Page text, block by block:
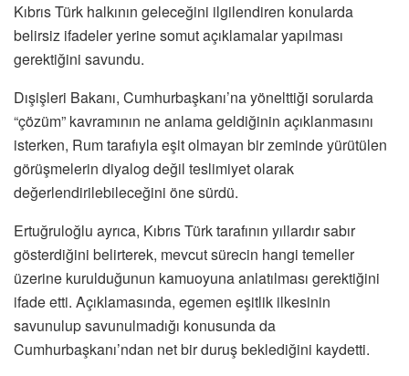
Kıbrıs Türk halkının geleceğini ilgilendiren konularda
belirsiz ifadeler yerine somut açıklamalar yapılması
gerektiğini savundu.
Dışişleri Bakanı, Cumhurbaşkanı’na yönelttiği sorularda
“çözüm” kavramının ne anlama geldiğinin açıklanmasını
isterken, Rum tarafıyla eşit olmayan bir zeminde yürütülen
görüşmelerin diyalog değil teslimiyet olarak
değerlendirilebileceğini öne sürdü.
Ertuğruloğlu ayrıca, Kıbrıs Türk tarafının yıllardır sabır
gösterdiğini belirterek, mevcut sürecin hangi temeller
üzerine kurulduğunun kamuoyuna anlatılması gerektiğini
ifade etti. Açıklamasında, egemen eşitlik ilkesinin
savunulup savunulmadığı konusunda da
Cumhurbaşkanı’ndan net bir duruş beklediğini kaydetti.